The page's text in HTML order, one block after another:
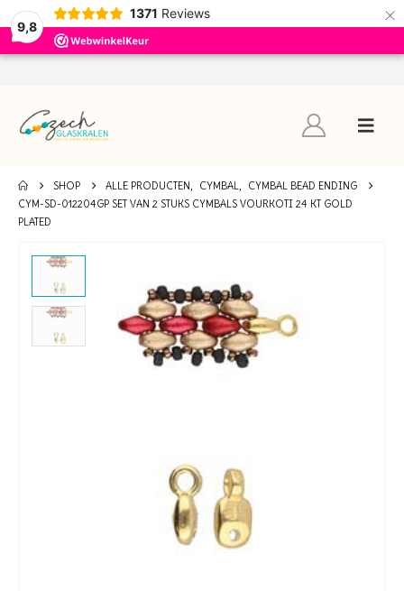
9,8
1371 Reviews ×
SHOP ALLE PRODUCTEN, CYMBAL,
CYMBAL BEAD ENDING
CYM-SD-012204GP SET VAN 2 STUKS CYMBALS VOURKOTI 24 KT GOLD
PLATED